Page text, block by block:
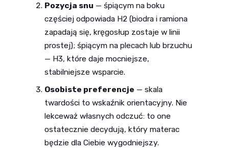
Pozycja snu — śpiącym na boku
częściej odpowiada H2 (biodra i ramiona
zapadają się, kręgosłup zostaje w linii
prostej); śpiącym na plecach lub brzuchu
— H3, które daje mocniejsze,
stabilniejsze wsparcie.
Osobiste preferencje — skala
twardości to wskaźnik orientacyjny. Nie
lekceważ własnych odczuć: to one
ostatecznie decydują, który materac
będzie dla Ciebie wygodniejszy.